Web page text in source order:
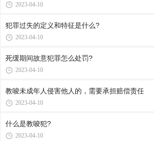
2023-04-10
犯罪过失的定义和特征是什么?
2023-04-10
死缓期间故意犯罪怎么处罚?
2023-04-10
教唆未成年人侵害他人的，需要承担赔偿责任
2023-04-10
什么是教唆犯?
2023-04-10